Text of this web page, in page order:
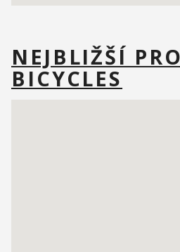
NEJBLIŽŠÍ
BICYCLES